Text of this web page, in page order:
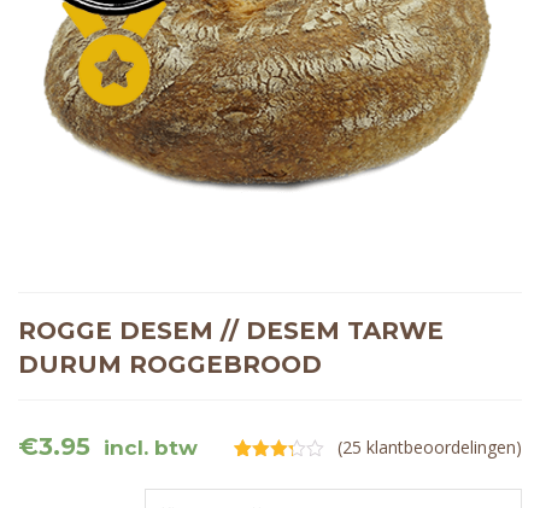
ROGGE DESEM // DESEM TARWE
DURUM ROGGEBROOD
3.24op
(25 klantbeoordelingen)
€3.95 incl. btw